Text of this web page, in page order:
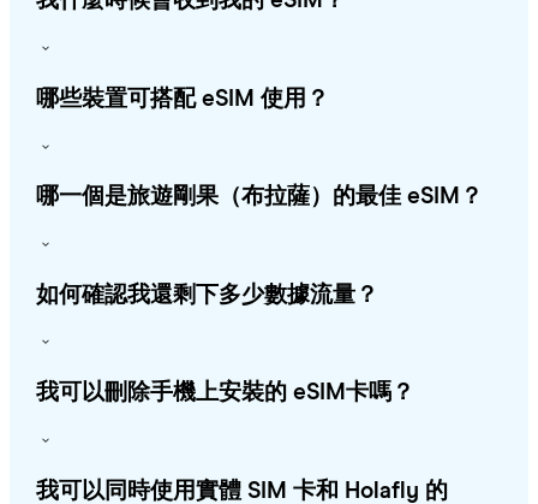
哪些裝置可搭配 eSIM 使用？
哪一個是旅遊剛果（布拉薩）的最佳 eSIM？
如何確認我還剩下多少數據流量？
我可以刪除手機上安裝的 eSIM卡嗎？
我可以同時使用實體 SIM 卡和 Holafly 的